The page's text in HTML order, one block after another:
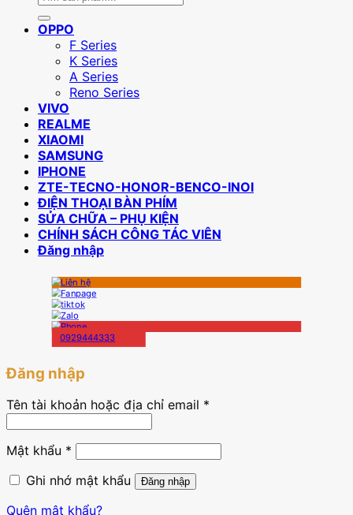
OPPO
F Series
K Series
A Series
Reno Series
VIVO
REALME
XIAOMI
SAMSUNG
IPHONE
ZTE-TECNO-HONOR-BENCO-INOI
ĐIỆN THOẠI BÀN PHÍM
SỬA CHỮA – PHỤ KIỆN
CHÍNH SÁCH CÔNG TÁC VIÊN
Đăng nhập
0929444333
Đăng nhập
Tên tài khoản hoặc địa chỉ email *
Mật khẩu *
Ghi nhớ mật khẩu
Đăng nhập
Quên mật khẩu?